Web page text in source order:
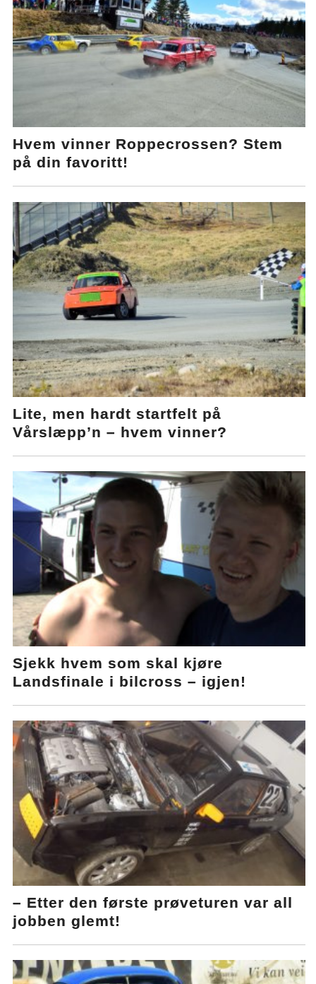
Hvem vinner Roppecrossen? Stem
på din favoritt!
Lite, men hardt startfelt på
Vårslæpp’n – hvem vinner?
Sjekk hvem som skal kjøre
Landsfinale i bilcross – igjen!
– Etter den første prøveturen var all
jobben glemt!